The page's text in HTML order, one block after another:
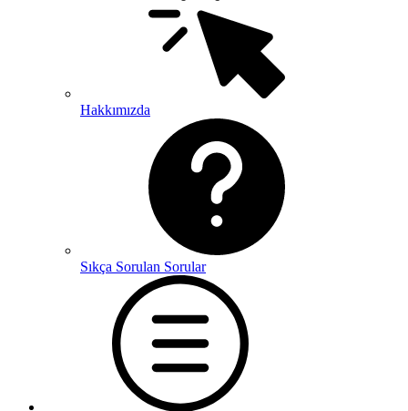
Hakkımızda
Sıkça Sorulan Sorular